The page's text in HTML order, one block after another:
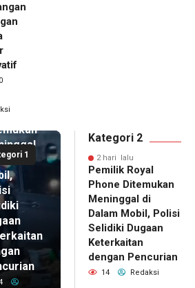
1
Kategori 2
2 hari lalu
Pemilik Royal
Phone Ditemukan
Meninggal di
Dalam Mobil, Polisi
Selidiki Dugaan
Keterkaitan
dengan Pencurian
14 Redaksi